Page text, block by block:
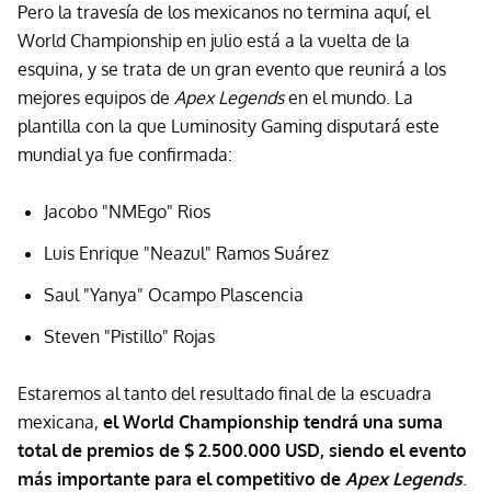
Pero la travesía de los mexicanos no termina aquí, el
World Championship en julio está a la vuelta de la
esquina, y se trata de un gran evento que reunirá a los
mejores equipos de Apex Legendsen el mundo. La
plantilla con la que Luminosity Gaming disputará este
mundial ya fue confirmada:
Jacobo "NMEgo" Rios
Luis Enrique "Neazul" Ramos Suárez
Saul "Yanya" Ocampo Plascencia
Steven "Pistillo" Rojas
Estaremos al tanto del resultado final de la escuadra
mexicana, el World Championship tendrá una suma
total de premios de $ 2.500.000 USD, siendo el evento
más importante para el competitivo de Apex Legends.